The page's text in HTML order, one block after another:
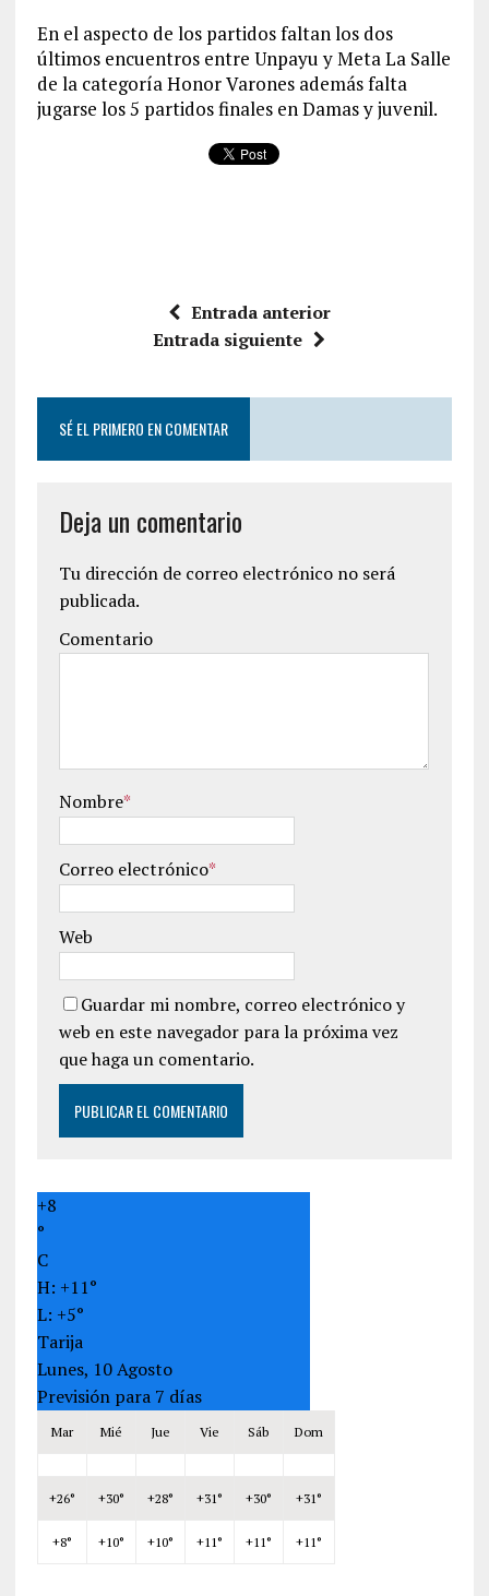
En el aspecto de los partidos faltan los dos
últimos encuentros entre Unpayu y Meta La Salle
de la categoría Honor Varones además falta
jugarse los 5 partidos finales en Damas y juvenil.
Entrada anterior
Entrada siguiente
SÉ EL PRIMERO EN COMENTAR
Deja un comentario
Tu dirección de correo electrónico no será
publicada.
Comentario
Nombre*
Correo electrónico*
Web
Guardar mi nombre, correo electrónico y
web en este navegador para la próxima vez
que haga un comentario.
+8
°
C
H: +11°
L: +5°
Tarija
Lunes, 10 Agosto
Previsión para 7 días
Mar Mié Jue Vie Sáb Dom
+26° +30° +28° +31° +30° +31°
+8° +10° +10° +11° +11° +11°